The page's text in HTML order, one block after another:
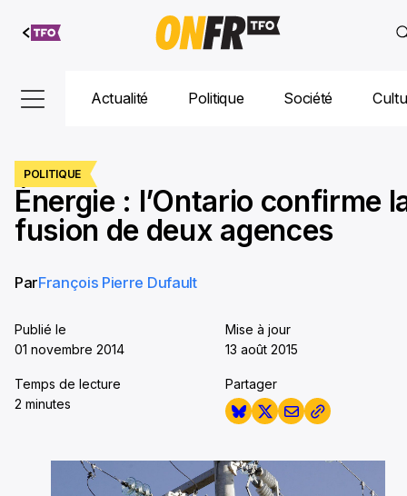
Aller au
contenu
Actualité Politique Société
POLITIQUE
Énergie : l’Ontario confirme
fusion de deux agences
ParFrançois Pierre Dufault
Publié le
01 novembre 2014
Mise à jour
13 août 2015
Temps de lecture
2 minutes
Partager